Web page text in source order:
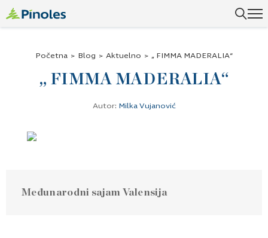
Početna > Blog > Aktuelno > „ FIMMA MADERALIA“
„ FIMMA MADERALIA“
Autor: Milka Vujanović
Međunarodni sajam Valensija